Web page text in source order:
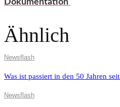
Dokumentation
Ähnlich
Newsflash
Was ist passiert in den 50 Jahren
Newsflash